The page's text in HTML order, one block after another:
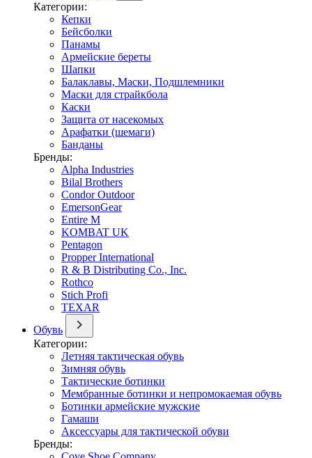
Категории:
Кепки
Бейсболки
Панамы
Армейские береты
Шапки
Балаклавы, Маски, Подшлемники
Маски для страйкбола
Каски
Защита от насекомых
Арафатки (шемаги)
Банданы
Бренды:
Alpha Industries
Bilal Brothers
Condor Outdoor
EmersonGear
Entire M
KOMBAT UK
Pentagon
Propper International
R & B Distributing Co., Inc.
Rothco
Stich Profi
TEXAR
Обувь
Категории:
Летняя тактическая обувь
Зимняя обувь
Тактические ботинки
Мембранные ботинки и непромокаемая обувь
Ботинки армейские мужские
Гамаши
Аксессуары для тактической обуви
Бренды: